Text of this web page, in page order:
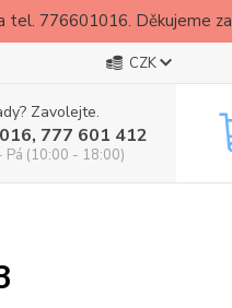
tel. 776601016. Děkujeme
CZK
Zavolejte.
777 601 412
Pá (10:00 - 18:00)